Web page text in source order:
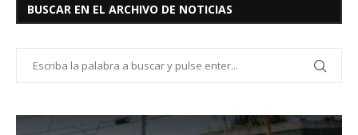
BUSCAR EN EL ARCHIVO DE NOTICIAS